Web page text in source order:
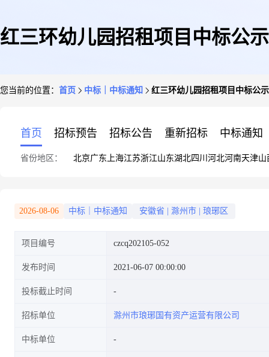
红三环幼儿园招租项目中标公示
您当前的位置： 首页 中标｜中标通知 红三环幼儿园招租项目中标公示
首页 招标预告 招标公告 重新招标 中标通知
省份地区： 北京广东 上海江苏浙江山东湖北四川 河北河南天津山
2026-08-06 中标｜中标通知 安徽省 滁州市 琅琊区
项目编号 czcq202105-052
发布时间 2021-06-07 00:00:00
投标截止时间
招标单位 滁州市琅琊国有资产运营有限公司
中标单位